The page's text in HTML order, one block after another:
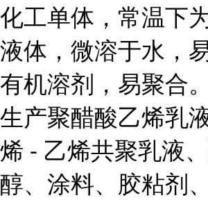
化工单体，常温下
液体，微溶于水，
有机溶剂，易聚合
生产聚醋酸乙烯乳
烯 - 乙烯共聚乳液
醇、涂料、胶粘剂